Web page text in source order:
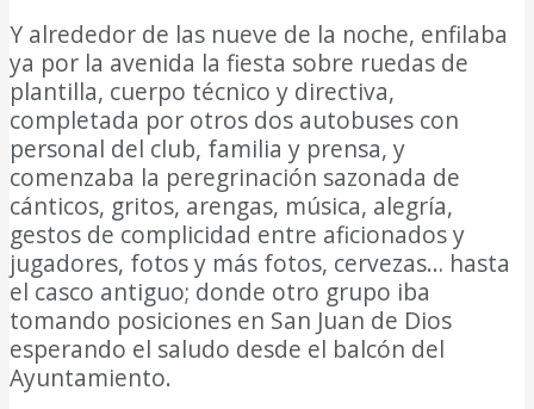
Y alrededor de las nueve de la noche, enfilaba
ya por la avenida la fiesta sobre ruedas de
plantilla, cuerpo técnico y directiva,
completada por otros dos autobuses con
personal del club, familia y prensa, y
comenzaba la peregrinación sazonada de
cánticos, gritos, arengas, música, alegría,
gestos de complicidad entre aficionados y
jugadores, fotos y más fotos, cervezas… hasta
el casco antiguo; donde otro grupo iba
tomando posiciones en San Juan de Dios
esperando el saludo desde el balcón del
Ayuntamiento.